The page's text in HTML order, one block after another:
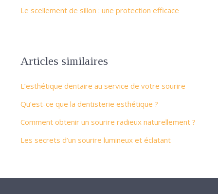
Le scellement de sillon : une protection efficace
Articles similaires
L’esthétique dentaire au service de votre sourire
Qu’est-ce que la dentisterie esthétique ?
Comment obtenir un sourire radieux naturellement ?
Les secrets d’un sourire lumineux et éclatant